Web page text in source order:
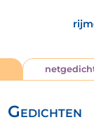
Gedichten